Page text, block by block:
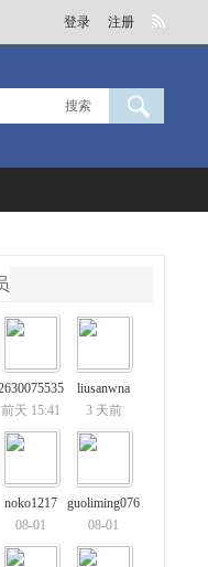
登录 注册
搜索
前天 15:41
liusanwna
3 天前
noko1217
08-01
guoliming076
08-01